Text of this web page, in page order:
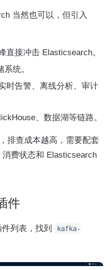
当然也可以，但引入
直接冲击 Elasticsearch。
统。
时告警、离线分析、审计
、数据湖等链路。
排查成本越高，需要配套
费状态和 Elasticsearch
件
列表，找到
kafka-